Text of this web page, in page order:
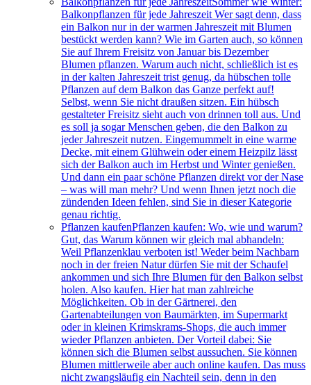
Balkonpflanzen für jede Jahreszeit Wer sagt denn, dass
ein Balkon nur in der warmen Jahreszeit mit Blumen
bestückt werden kann? Wie im Garten auch, so können
Sie auf Ihrem Freisitz von Januar bis Dezember
Blumen pflanzen. Warum auch nicht, schließlich ist es
in der kalten Jahreszeit trist genug, da hübschen tolle
Pflanzen auf dem Balkon das Ganze perfekt auf!
Selbst, wenn Sie nicht draußen sitzen. Ein hübsch
gestalteter Freisitz sieht auch von drinnen toll aus. Und
es soll ja sogar Menschen geben, die den Balkon zu
jeder Jahreszeit nutzen. Eingemummelt in eine warme
Decke, mit einem Glühwein oder einem Heizpilz lässt
sich der Balkon auch im Herbst und Winter genießen.
Und dann ein paar schöne Pflanzen direkt vor der Nase
– was will man mehr? Und wenn Ihnen jetzt noch die
zündenden Ideen fehlen, sind Sie in dieser Kategorie
genau richtig.
Pflanzen kaufenPflanzen kaufen: Wo, wie und warum?
Gut, das Warum können wir gleich mal abhandeln:
Weil Pflanzenklau verboten ist! Weder beim Nachbarn
noch in der freien Natur dürfen Sie mit der Schaufel
ankommen und sich Ihre Blumen für den Balkon selbst
holen. Also kaufen. Hier hat man zahlreiche
Möglichkeiten. Ob in der Gärtnerei, den
Gartenabteilungen von Baumärkten, im Supermarkt
oder in kleinen Krimskrams-Shops, die auch immer
wieder Pflanzen anbieten. Der Vorteil dabei: Sie
können sich die Blumen selbst aussuchen. Sie können
Blumen mittlerweile aber auch online kaufen. Das muss
nicht zwangsläufig ein Nachteil sein, denn in den